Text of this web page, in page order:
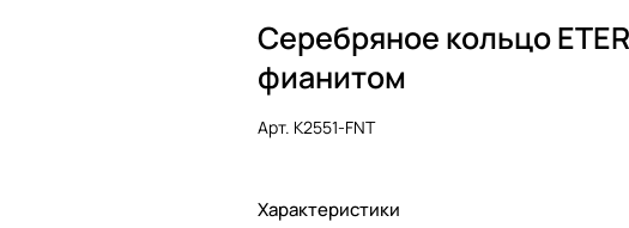
Серебряное кольцо
фианитом
Арт. K2551-FNT
Характеристики